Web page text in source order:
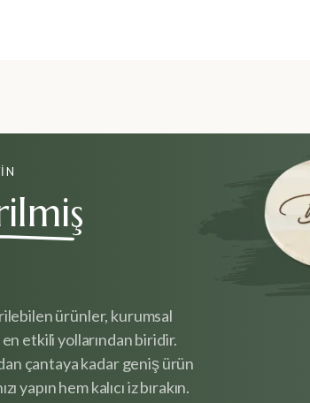
ürünler, kurumsal
etkili yollarından biridir.
çantaya kadar geniş ürün
yapın hem kalıcı iz bırakın.